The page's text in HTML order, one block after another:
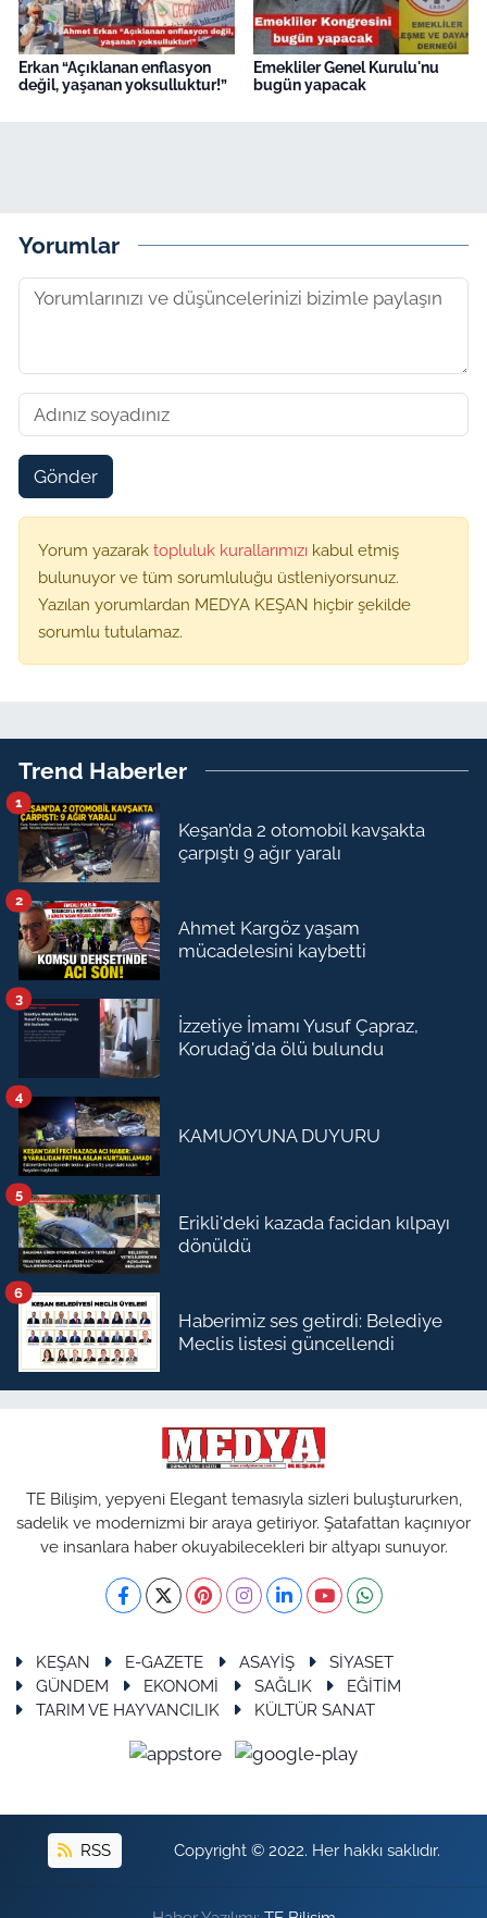
Erkan “Açıklanan enflasyon
değil, yaşanan yoksulluktur!”
Emekliler Genel Kurulu'nu
bugün yapacak
Yorumlar
Gönder
Yorum yazarak topluluk kurallarımızı kabul etmiş
bulunuyor ve tüm sorumluluğu üstleniyorsunuz.
Yazılan yorumlardan MEDYA KEŞAN hiçbir şekilde
sorumlu tutulamaz.
Trend Haberler
Keşan’da 2 otomobil kavşakta
çarpıştı 9 ağır yaralı
1
Ahmet Kargöz yaşam
mücadelesini kaybetti
2
İzzetiye İmamı Yusuf Çapraz,
Korudağ'da ölü bulundu
3
KAMUOYUNA DUYURU
4
Erikli'deki kazada facidan kılpayı
dönüldü
5
Haberimiz ses getirdi: Belediye
Meclis listesi güncellendi
6
TE Bilişim, yepyeni Elegant temasıyla sizleri buluştururken,
sadelik ve modernizmi bir araya getiriyor. Şatafattan kaçınıyor
ve insanlara haber okuyabilecekleri bir altyapı sunuyor.
KEŞAN E-GAZETE ASAYİŞ
SİYASET
GÜNDEM
EKONOMİ SAĞLIK
EĞİTİM
TARIM VE HAYVANCILIK
KÜLTÜR SANAT
RSS Copyright © 2022. Her hakkı saklıdır.